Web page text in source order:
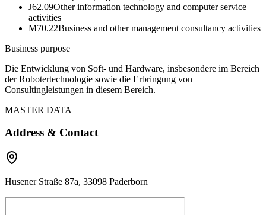
J62.09Other information technology and computer service
activities
M70.22Business and other management consultancy activities
Business purpose
Die Entwicklung von Soft- und Hardware, insbesondere im Bereich
der Robotertechnologie sowie die Erbringung von
Consultingleistungen in diesem Bereich.
MASTER DATA
Address & Contact
Husener Straße 87a, 33098 Paderborn